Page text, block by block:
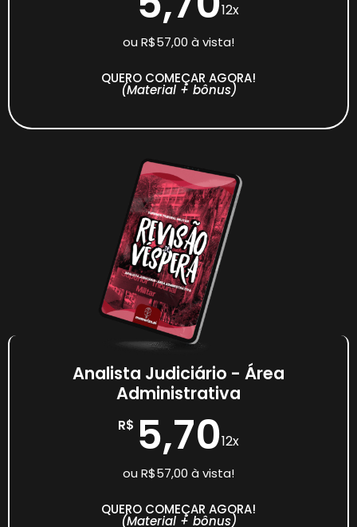
12x
ou R$57,00 à vista!
QUERO COMEÇAR AGORA!
(Material + bônus)
Analista Judiciário - Área
Administrativa
R$ 5,7012x
ou R$57,00 à vista!
QUERO COMEÇAR AGORA!
(Material + bônus)